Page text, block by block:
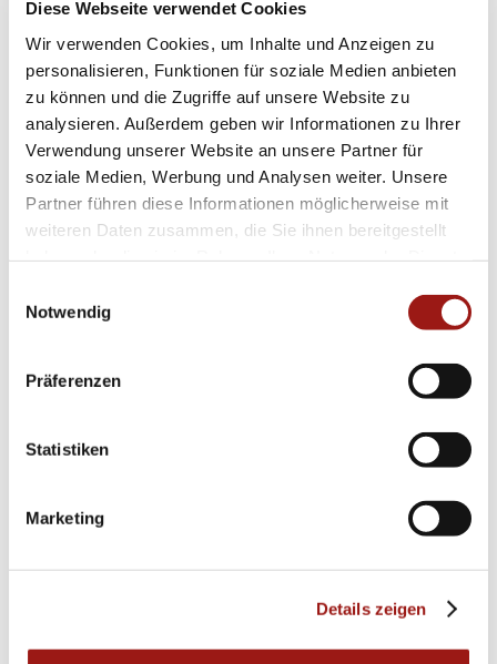
Diese Webseite verwendet Cookies
Wir verwenden Cookies, um Inhalte und Anzeigen zu
personalisieren, Funktionen für soziale Medien anbieten
zu können und die Zugriffe auf unsere Website zu
analysieren. Außerdem geben wir Informationen zu Ihrer
Verwendung unserer Website an unsere Partner für
soziale Medien, Werbung und Analysen weiter. Unsere
Partner führen diese Informationen möglicherweise mit
weiteren Daten zusammen, die Sie ihnen bereitgestellt
Notwendig
Präferenzen
Statistiken
Marketing
Details zeigen
Accessoire. Der elegante Look dieses Modells
macht es zur idealen Ergänzung Ihrer
Garderobe – sei es bei formellen Anlässen oder
im Alltag.
Gönnen Sie sich selbst ein Stück Luxus oder
schenken Sie besondere Momente Ihren
Liebsten mit dem Mattioli – MaldamoreArmreif
gepaart mit modernen Akzenten und genießen
der renommierten SEIKO Kollektion.
Verpassen Sie nicht die Gelegenheit, diesen
einzigartigen Begleiter am Handgelenk zu